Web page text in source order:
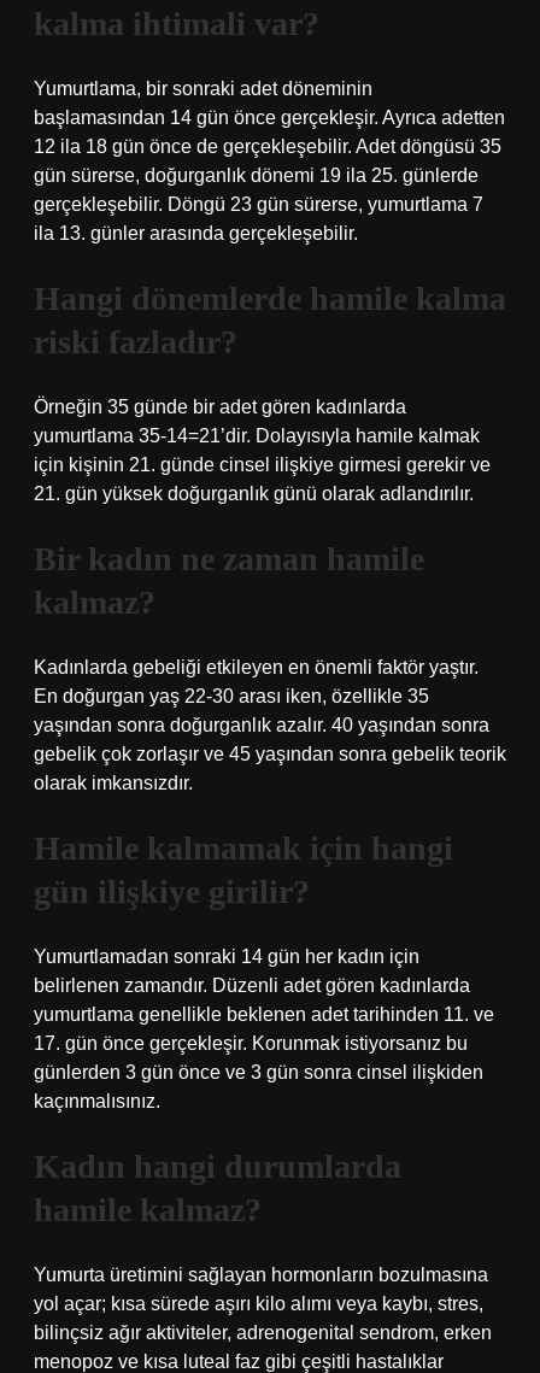
kalma ihtimali var?
Yumurtlama, bir sonraki adet döneminin
başlamasından 14 gün önce gerçekleşir. Ayrıca adetten
12 ila 18 gün önce de gerçekleşebilir. Adet döngüsü 35
gün sürerse, doğurganlık dönemi 19 ila 25. günlerde
gerçekleşebilir. Döngü 23 gün sürerse, yumurtlama 7
ila 13. günler arasında gerçekleşebilir.
Hangi dönemlerde hamile kalma
riski fazladır?
Örneğin 35 günde bir adet gören kadınlarda
yumurtlama 35-14=21’dir. Dolayısıyla hamile kalmak
için kişinin 21. günde cinsel ilişkiye girmesi gerekir ve
21. gün yüksek doğurganlık günü olarak adlandırılır.
Bir kadın ne zaman hamile
kalmaz?
Kadınlarda gebeliği etkileyen en önemli faktör yaştır.
En doğurgan yaş 22-30 arası iken, özellikle 35
yaşından sonra doğurganlık azalır. 40 yaşından sonra
gebelik çok zorlaşır ve 45 yaşından sonra gebelik teorik
olarak imkansızdır.
Hamile kalmamak için hangi
gün ilişkiye girilir?
Yumurtlamadan sonraki 14 gün her kadın için
belirlenen zamandır. Düzenli adet gören kadınlarda
yumurtlama genellikle beklenen adet tarihinden 11. ve
17. gün önce gerçekleşir. Korunmak istiyorsanız bu
günlerden 3 gün önce ve 3 gün sonra cinsel ilişkiden
kaçınmalısınız.
Kadın hangi durumlarda
hamile kalmaz?
Yumurta üretimini sağlayan hormonların bozulmasına
yol açar; kısa sürede aşırı kilo alımı veya kaybı, stres,
bilinçsiz ağır aktiviteler, adrenogenital sendrom, erken
menopoz ve kısa luteal faz gibi çeşitli hastalıklar